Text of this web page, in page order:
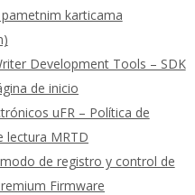
karticama
Development Tools – SDK
de inicio
uFR – Política de
lectura MRTD
de registro y control de
Firmware